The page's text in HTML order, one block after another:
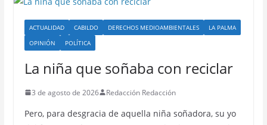
ACTUALIDAD CABILDO DERECHOS MEDIOAMBIENTALES
LA PALMA
OPINIÓN
POLÍTICA
La niña que soñaba con reciclar
3 de agosto de 2026 Redacción Redacción
Pero, para desgracia de aquella niña soñadora, su yo